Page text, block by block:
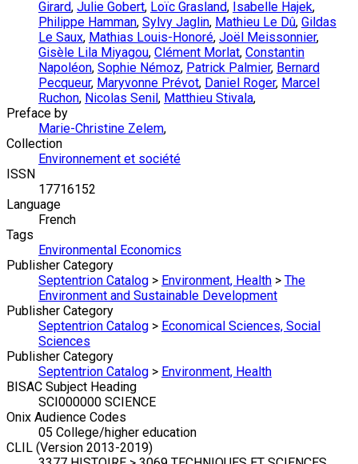
Girard, Julie Gobert, Loïc Grasland, Isabelle Hajek,
Philippe Hamman, Sylvy Jaglin, Mathieu Le Dû, Gildas
Le Saux, Mathias Louis-Honoré, Joël Meissonnier,
Gisèle Lila Miyagou, Clément Morlat, Constantin
Napoléon, Sophie Némoz, Patrick Palmier, Bernard
Pecqueur, Maryvonne Prévot, Daniel Roger, Marcel
Ruchon, Nicolas Senil , Matthieu Stivala,
Preface by
Marie-Christine Zelem,
Collection
Environnement et société
ISSN
17716152
Language
French
Tags
Environmental Economics
Publisher Category
Septentrion Catalog > Environment, Health > The
Environment and Sustainable Development
Publisher Category
Septentrion Catalog > Economical Sciences, Social
Sciences
Publisher Category
Septentrion Catalog > Environment, Health
BISAC Subject Heading
SCI000000 SCIENCE
Onix Audience Codes
05 College/higher education
CLIL (Version 2013-2019)